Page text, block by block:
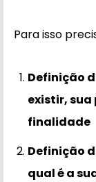
Para isso
Definição
existir, sua
finalidade
Definição
qual é a